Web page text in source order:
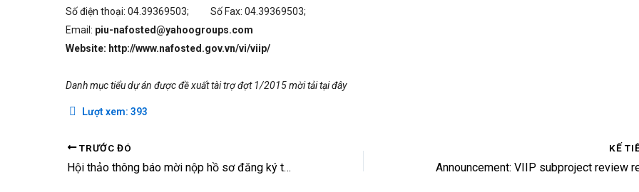
Số điện thoại: 04.39369503; Số Fax: 04.39369503;
Email: piu-nafosted@yahoogroups.com
Website: http://www.nafosted.gov.vn/vi/viip/
Danh mục tiểu dự án được đề xuất tài trợđợt 1/2015mời tải tạiđây
Lượt xem: 393
TRƯỚC ĐÓ
Hội thảo thông báo mời nộp hồ sơ đăng ký tiểu dự án VIIP lần II tại Hà Nội
KẾ